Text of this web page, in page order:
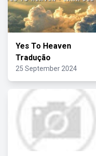
Yes To Heaven
Tradução
25 September 2024